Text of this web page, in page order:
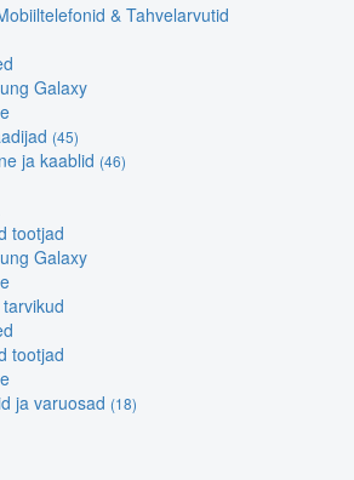
& Tahvelarvutid
Galaxy
(45)
ja kaablid (46)
tootjad
Galaxy
tootjad
ja varuosad (18)